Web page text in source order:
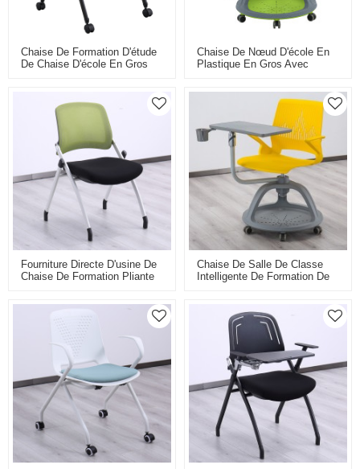
Chaise De Formation D'étude
De Chaise D'école En Gros
Pour Salle De Classe
Intelligente Et Salle De
Réunion
Chaise De Nœud D'école En
Plastique En Gros Avec
Intelligente Pour Étudiant
Fourniture Directe D'usine De
Chaise De Formation Pliante
Chaise De Salle De Classe
Intelligente De Formation De
Plastique Avec Tableau
D'écriture Pliant